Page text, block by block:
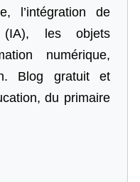
l’intégration de
(IA), les objets
numérique,
Blog gratuit et
du primaire